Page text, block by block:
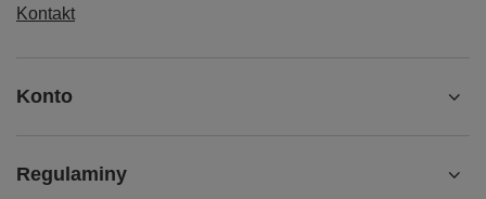
Kontakt
Konto
Regulaminy